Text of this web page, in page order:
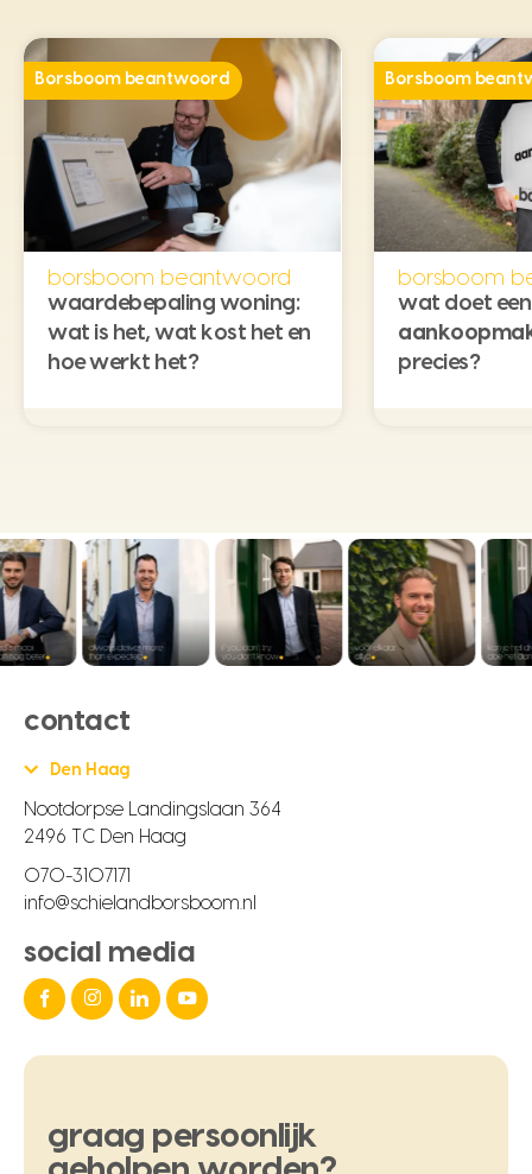
Borsboom beantwoord
borsboom beantwoord
waardebepaling woning:
wat is het, wat kost het en
hoe werkt het?
Borsboom
borsboom
wat doet een
precies?
contact
Den Haag
Nootdorpse Landingslaan 364
2496 TC Den Haag
070-3107171
info@schielandborsboom.nl
social media
graag persoonlijk